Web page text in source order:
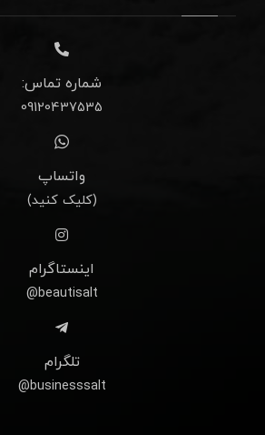
شماره تماس:
09120437535
واتساپ
(کلیک کنید)
اینستاگرام
beautisalt@
تلگرام
businesssalt@